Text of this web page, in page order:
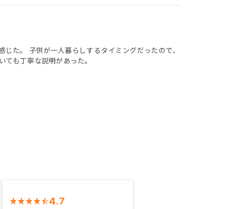
た。 子供が一人暮らしするタイミングだったので、
も丁寧な説明があった。
4.7